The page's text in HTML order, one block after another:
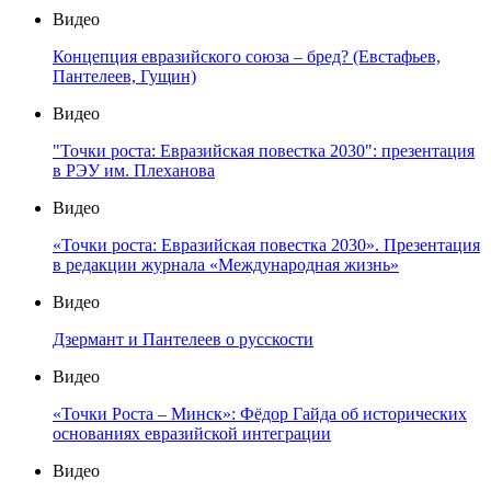
Украина: корни внутреннего конфликта
Видео
Что такое Русский мир? Лекция Сергея Пантелеева
Видео
Защитить и обезвредить. Специальный репортаж
причинах кризиса на Украине
Пантелеев, Гущин)
Видео
"Точки роста: Евразийская повестка 2030": презентация
в РЭУ им. Плеханова
Видео